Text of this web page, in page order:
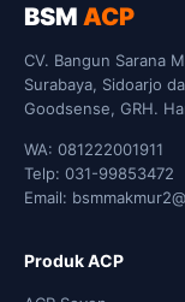
BSM ACP
CV. Bangun Sarana
Surabaya, Sidoarjo
Goodsense, GRH.
WA: 081222001911
Telp: 031-99853472
Email:
Produk ACP